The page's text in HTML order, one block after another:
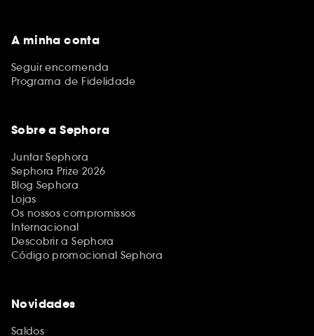
A minha conta
Seguir encomenda
Programa de Fidelidade
Sobre a Sephora
Juntar Sephora
Sephora Prize 2026
Blog Sephora
Lojas
Os nossos compromissos
Internacional
Descobrir a Sephora
Código promocional Sephora
Novidades
Saldos